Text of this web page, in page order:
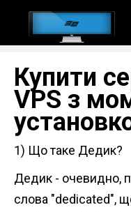
Купити
VPS з
1) Що таке Дедик?
Дедик - очевидно,
слова "dedicated",